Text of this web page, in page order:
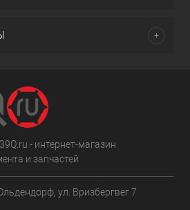
- интернет-магазин
и запчастей
ул. Вризбергвег 7